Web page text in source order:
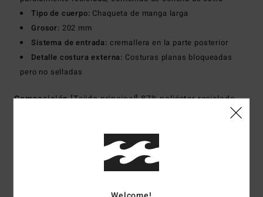
Tipo de cuerpo: Chaqueta de manga larga
Grosor: 202 mm
Sistema de entrada: cremallera en la parte posterior
Detalle costura externa: Costuras planas bloqueadas
pero no selladas
Composición[Tejido principal] 87% poliéster reciclado,
Envíos y Devoluciones